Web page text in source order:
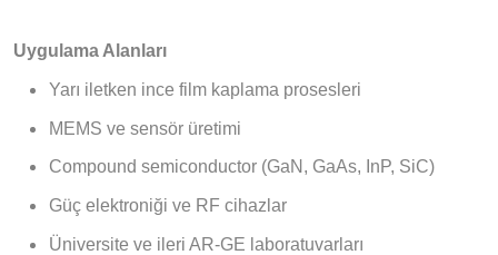
Uygulama Alanları
Yarı iletken ince film kaplama prosesleri
MEMS ve sensör üretimi
Compound semiconductor (GaN, GaAs, InP, SiC)
Güç elektroniği ve RF cihazlar
Üniversite ve ileri AR-GE laboratuvarları